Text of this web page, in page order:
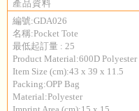
產品資料
編號:GDA026
名稱:Pocket Tote
最低起訂量 : 25
Product Material:600D Polyester
Item Size (cm):43 x 39 x 11.5
Packing:OPP Bag
Material:Polyester